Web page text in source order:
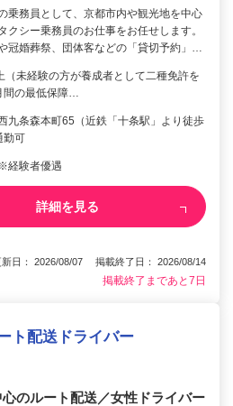
乗務員として、京都市内や観光地を中心
クシー乗務員のお仕事をお任せします。
冠婚葬祭、団体客などの「貸切予約」…
（未経験の方が養成者として二種免許を
の最低保障…
九条森本町65（近鉄「十条駅」より徒歩
勤可
験者優遇
詳細を見る
新日： 2026/08/07 掲載終了日： 2026/08/14
掲載終了まであと7日
ト配送ドライバー
のルート配送／女性ドライバー